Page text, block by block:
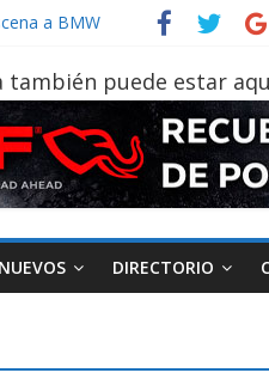
de decidir
sin usar?
en 8 días
de La Vuelta
también puede estar
NUEVOS DIRECTORIO